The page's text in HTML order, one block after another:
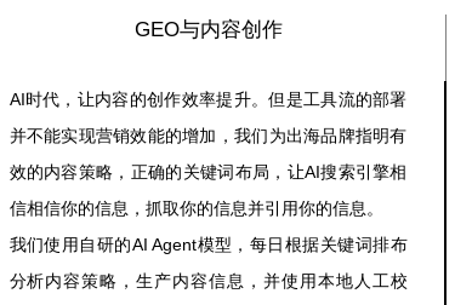
GEO与内容创作
AI时代，让内容的创作效率提升。但是工具流的部署
并不能实现营销效能的增加，我们为出海品牌指明有
效的内容策略，正确的关键词布局，让AI搜索引擎相
信相信你的信息，抓取你的信息并引用你的信息。
我们使用自研的AI Agent模型，每日根据关键词排布
分析内容策略，生产内容信息，并使用本地人工校